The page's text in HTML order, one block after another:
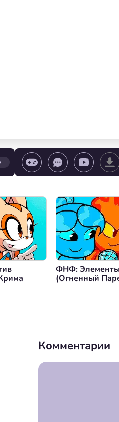
ФНФ:
(Огненный
Комментарии